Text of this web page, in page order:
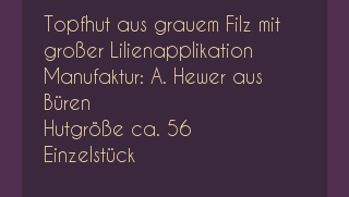
Topfhut aus grauem Filz mit
großer Lilienapplikation
Manufaktur: A. Hewer aus
Büren
Hutgröße ca. 56
Einzelstück